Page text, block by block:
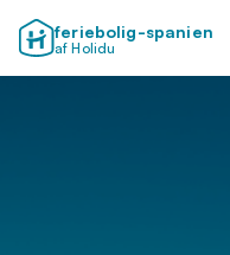
feriebolig-spanien
af Holidu